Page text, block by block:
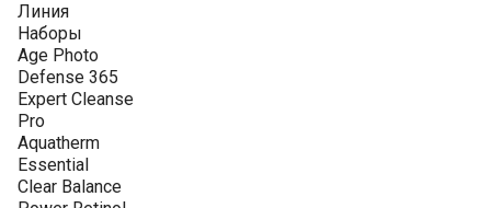
Линия
Наборы
Age Photo
Defense 365
Expert Cleanse
Pro
Aquatherm
Essential
Clear Balance